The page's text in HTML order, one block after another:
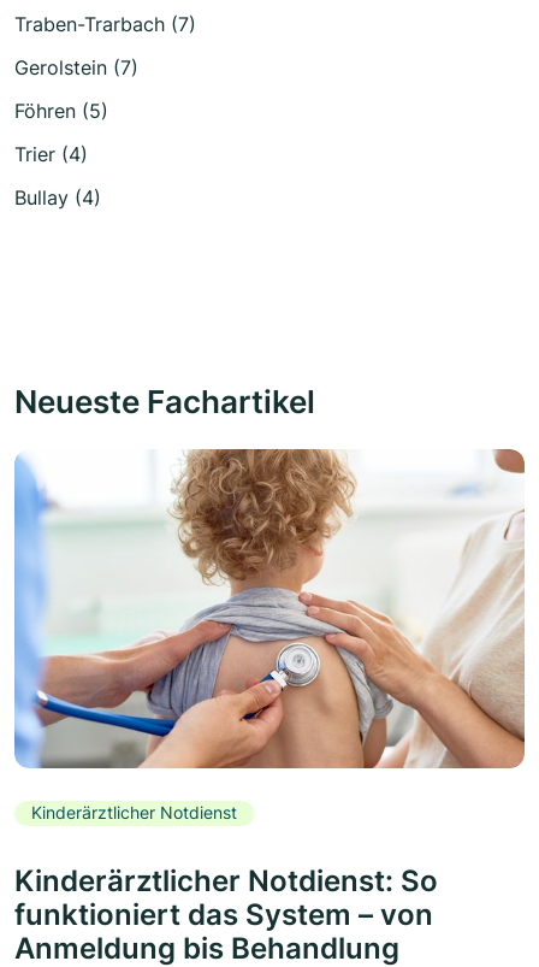
Traben-Trarbach (7)
Gerolstein (7)
Föhren (5)
Trier (4)
Bullay (4)
Neueste Fachartikel
Kinderärztlicher Notdienst
Kinderärztlicher Notdienst: So
funktioniert das System – von
Anmeldung bis Behandlung